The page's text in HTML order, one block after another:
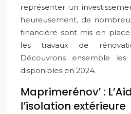
représenter un
heureusement, de
financière sont mis en
les travaux de
Découvrons ensemble les
disponibles en 2024.
Maprimerénov’ :
l’isolation extérieure